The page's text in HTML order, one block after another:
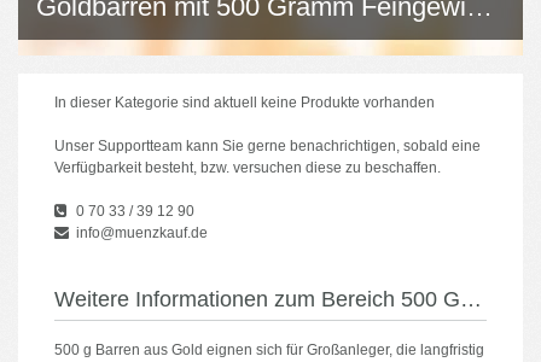
Goldbarren mit 500 Gramm Feingewicht im An- und Verkauf
In dieser Kategorie sind aktuell keine Produkte vorhanden
Unser Supportteam kann Sie gerne benachrichtigen, sobald eine
Verfügbarkeit besteht, bzw. versuchen diese zu beschaffen.
0 70 33 / 39 12 90
info@muenzkauf.de
Weitere Informationen zum Bereich 500 Gramm Goldbarren
500 g Barren aus Gold eignen sich für Großanleger, die langfristig